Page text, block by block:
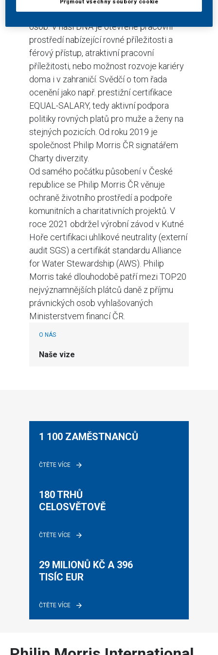
v regionu zaměstnávající více než 1 100
osob. V naší DNA je otevřené pracovní
prostředí nabízející rovné příležitosti a
férový přístup, atraktivní pracovní
příležitosti, nebo možnost rozvoje kariéry
doma i v zahraničí. Svědčí o tom řada
ocenění jako např. prestižní certifikace
EQUAL-SALARY, tedy aktivní podpora
politiky rovných platů pro muže a ženy na
stejných pozicích. Od roku 2019 je
společnost Philip Morris ČR signatářem
Charty diverzity.
Od samého počátku působení v České
republice se Philip Morris ČR věnuje
ochraně životního prostředí a podpoře
komunitních a charitativních projektů. V
roce 2021 obdržel výrobní závod v Kutné
Hoře certifikaci uhlíkové neutrality (externí
audit SGS) a certifikát standardu Alliance
for Water Stewardship (AWS). Philip
Morris také dlouhodobě patří mezi TOP20
nejvýznamnějších plátců daně z příjmu
právnických osob vyhlašovaných
Ministerstvem financí ČR.
O NÁS
Naše vize
1 100 ZAMĚSTNANCŮ
ČTĚTE VÍCE
180 TRHŮ
CELOSVĚTOVĚ
ČTĚTE VÍCE
29 MILIONŮ KČ A 396
TISÍC EUR
ČTĚTE VÍCE
Přijmout všechny soubory cookie